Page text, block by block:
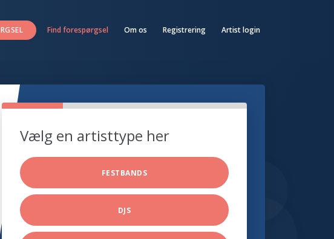
Find forespørgsel Om os Registrering Artist login
Vælg en artisttype her
FESTBANDS
DJS